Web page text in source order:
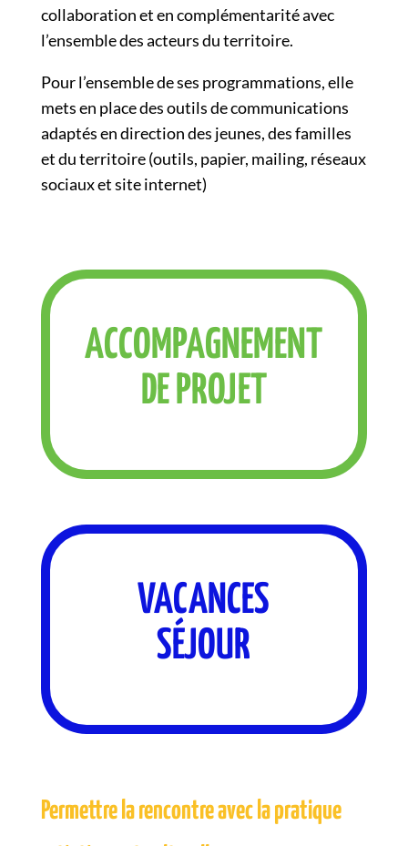
collaboration et en complémentarité avec
l’ensemble des acteurs du territoire.
Pour l’ensemble de ses programmations, elle
mets en place des outils de communications
adaptés en direction des jeunes, des familles
et du territoire (outils, papier, mailing, réseaux
sociaux et site internet)
ACCOMPAGNEMENT
DE PROJET
VACANCES
SÉJOUR
Permettre la rencontre avec la pratique